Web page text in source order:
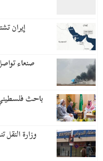
إيران
صنعاء
باحث
وزارة